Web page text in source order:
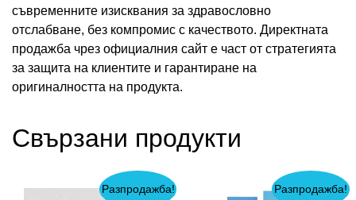
съвременните изисквания за здравословно
отслабване, без компромис с качеството. Директната
продажба чрез официалния сайт е част от стратегията
за защита на клиентите и гарантиране на
оригиналността на продукта.
Свързани продукти
Разпродажба! Разпродажба!